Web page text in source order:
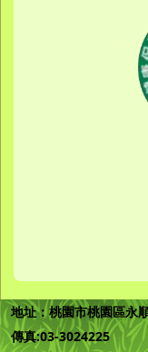
地址：桃園市桃園區
傳真:03-3024225